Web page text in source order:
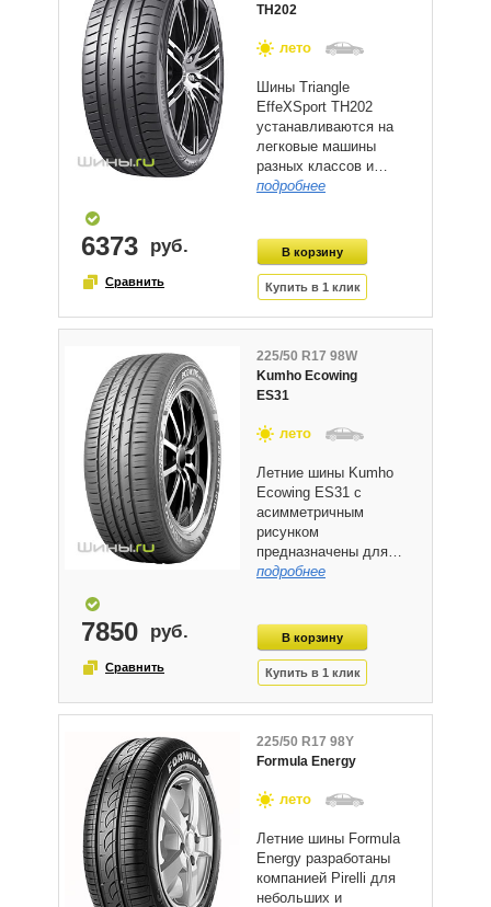
TH202
лето
Шины Triangle
EffeXSport TH202
устанавливаются на
легковые машины
разных классов и…
подробнее
6373
225/50 R17 98W
Kumho Ecowing
ES31
лето
Летние шины Kumho
Ecowing ES31 с
асимметричным
рисунком
предназначены для…
подробнее
7850
225/50 R17 98Y
Formula Energy
лето
Летние шины Formula
Energy разработаны
компанией Pirelli для
небольших и